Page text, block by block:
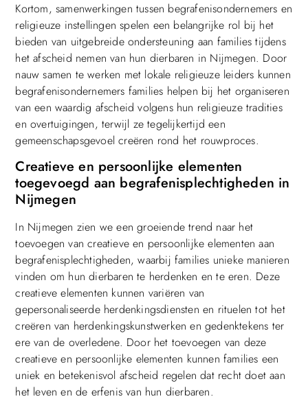
Kortom, samenwerkingen tussen begrafenisondernemers en
religieuze instellingen spelen een belangrijke rol bij het
bieden van uitgebreide ondersteuning aan families tijdens
het afscheid nemen van hun dierbaren in Nijmegen. Door
nauw samen te werken met lokale religieuze leiders kunnen
begrafenisondernemers families helpen bij het organiseren
van een waardig afscheid volgens hun religieuze tradities
en overtuigingen, terwijl ze tegelijkertijd een
gemeenschapsgevoel creëren rond het rouwproces.
Creatieve en persoonlijke elementen
toegevoegd aan begrafenisplechtigheden in
Nijmegen
In Nijmegen zien we een groeiende trend naar het
toevoegen van creatieve en persoonlijke elementen aan
begrafenisplechtigheden, waarbij families unieke manieren
vinden om hun dierbaren te herdenken en te eren. Deze
creatieve elementen kunnen variëren van
gepersonaliseerde herdenkingsdiensten en rituelen tot het
creëren van herdenkingskunstwerken en gedenktekens ter
ere van de overledene. Door het toevoegen van deze
creatieve en persoonlijke elementen kunnen families een
uniek en betekenisvol afscheid regelen dat recht doet aan
het leven en de erfenis van hun dierbaren.